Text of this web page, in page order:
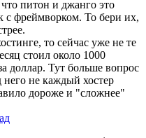
питон и джанго это
с фреймворком. То бери их,
то сейчас уже не те
стоил около 1000
доллар. Тут больше вопрос
не каждый хостер
дороже и "сложнее"